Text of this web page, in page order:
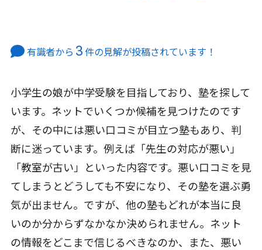
有識者から 3件の見解が投稿されています！
小学生の娘が中学受験を目指しており、塾を探して
います。ネットでいくつか候補を見つけたのです
が、その中には悪い口コミが目立つ塾もあり、判
断に迷っています。例えば「先生の対応が悪い」
「教室が古い」といった内容です。悪い口コミを見
てしまうとどうしても不安になり、その塾を選ぶ勇
気が出ません。ですが、他の塾もどれが本当に良
いのか分からずなかなか決められません。ネット
の情報をどこまで信じるべきなのか、また、悪い